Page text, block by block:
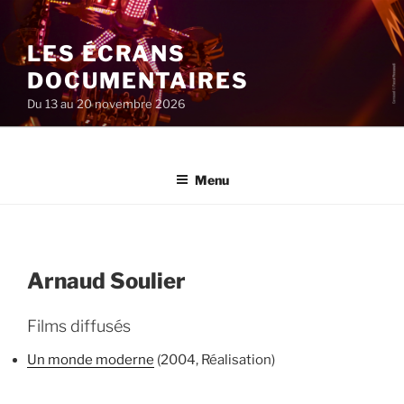
au
contenu
principal
LES ÉCRANS
DOCUMENTAIRES
Du 13 au 20 novembre 2026
Menu
Arnaud Soulier
Films diffusés
Un monde moderne (2004, Réalisation)